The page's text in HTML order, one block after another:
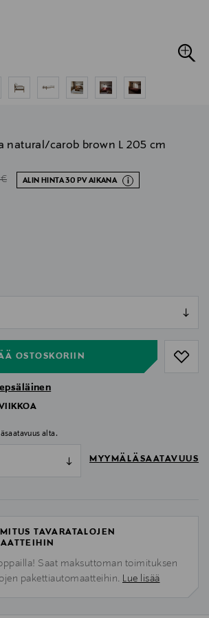
natural/carob brown L 205 cm
€ ALIN HINTA 30 PV AIKANA
OSTOSKORIIN
alta.
MYYMÄLÄSAATAVUUS
TAVARATALOJEN
Saat maksuttoman toimituksen
pakettiautomaatteihin. Lue lisää